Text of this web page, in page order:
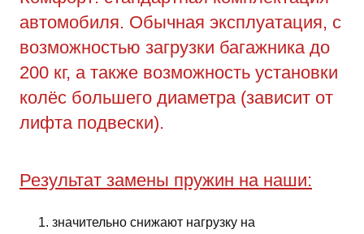
автомобиля. Обычная эксплуатация, с
возможностью загрузки багажника до
200 кг, а также возможность установки
колёс большего диаметра (зависит от
лифта подвески).
Результат замены пружин на наши:
значительно снижают нагрузку на